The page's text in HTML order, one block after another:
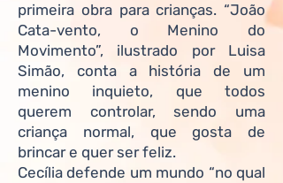
primeira obra para crianças. “João
Cata-vento, o Menino do
Movimento”, ilustrado por Luisa
Simão, conta a história de um
menino inquieto, que todos
querem controlar, sendo uma
criança normal, que gosta de
brincar e quer ser feliz.
Cecília defende um mundo “no qual